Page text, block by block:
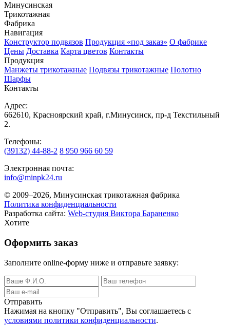
Минусинская
Трикотажная
Фабрика
Навигация
Конструктор подвязов Продукция «под заказ» О фабрике
Цены Доставка Карта цветов Контакты
Продукция
Манжеты трикотажные Подвязы трикотажные Полотно
Шарфы
Контакты
Адрес:
662610, Красноярский край, г.Минусинск, пр-д Текстильный
2.
Телефоны:
(39132) 44-88-2 8 950 966 60 59
Электронная почта:
info@minpk24.ru
© 2009–2026, Минусинская трикотажная фабрика
Политика конфиденциальности
Разработка сайта: Web-студия Виктора Бараненко
Хотите
Оформить заказ
Заполните online-форму ниже и отправьте заявку:
Отправить
Нажимая на кнопку "Отправить", Вы соглашаетесь с
условиями политики конфиденциальности.